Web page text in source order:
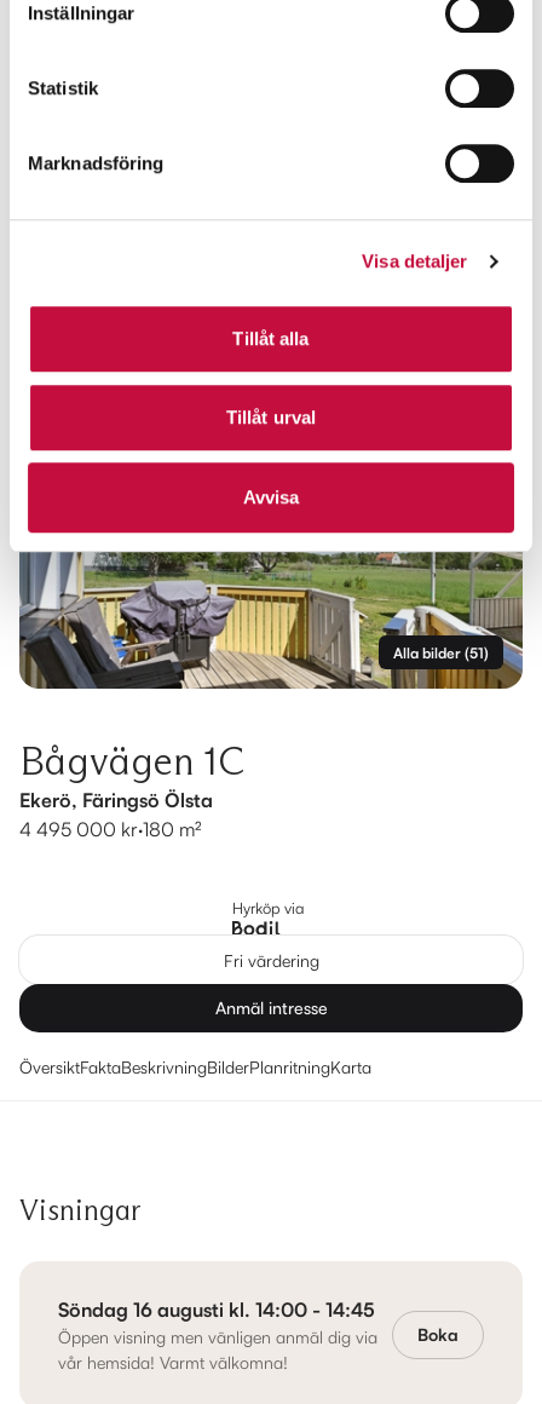
Inställningar
Statistik
Marknadsföring
Visa detaljer
Tillåt alla
Tillåt urval
Avvisa
Alla bilder (51)
Bågvägen 1C
Ekerö, Färingsö Ölsta
4 495 000 kr·180 m²
Hyrköp via
Fri värdering
Anmäl intresse
ÖversiktFaktaBeskrivningBilderPlanritningKarta
Visningar
Söndag 16 augusti kl. 14:00 - 14:45
Öppen visning men vänligen anmäl dig via
vår hemsida! Varmt välkomna!
Boka